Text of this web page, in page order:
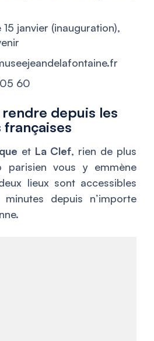
janvier (inauguration),
60
depuis les
et La Clef, rien de plus
vous y emmène
lieux sont accessibles
depuis n’importe